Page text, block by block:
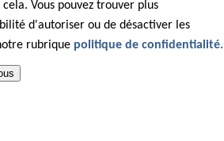
Vous pouvez trouver plus
d'autoriser ou de désactiver les
rubrique politique de confidentialité.